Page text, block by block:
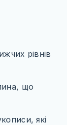
рівнів
що
які